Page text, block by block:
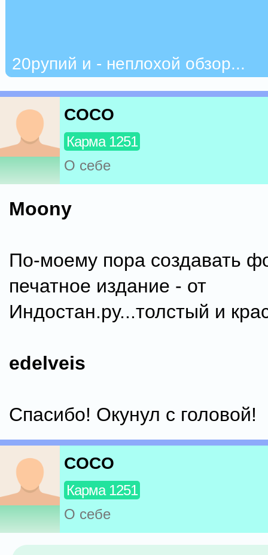
20рупий и - неплохой обзор...
COCO
Карма 1251
О себе
Moony
По-моему пора создавать
печатное издание - от
Индостан.ру...толстый и
edelveis
Спасибо! Окунул с головой!
COCO
Карма 1251
О себе